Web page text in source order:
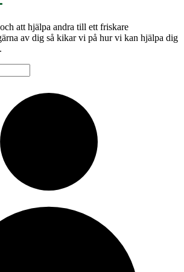
att hjälpa andra till ett friskare
av dig så kikar vi på hur vi kan hjälpa dig